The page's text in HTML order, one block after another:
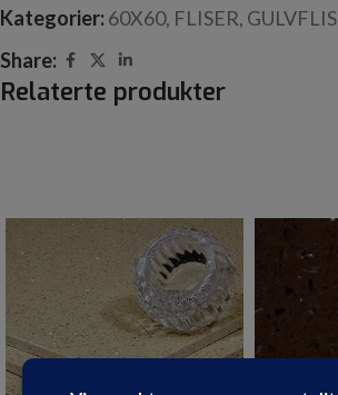
Kategorier:60X60, FLISER, GULVFLIS
Share:
Relaterte produkter